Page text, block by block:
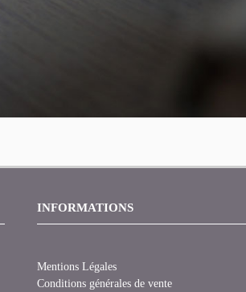
INFORMATIONS
Mentions Légales
Conditions générales de vente